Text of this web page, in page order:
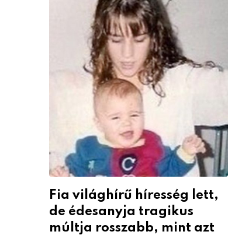
Fia világhírű híresség lett,
de édesanyja tragikus
múltja rosszabb, mint azt